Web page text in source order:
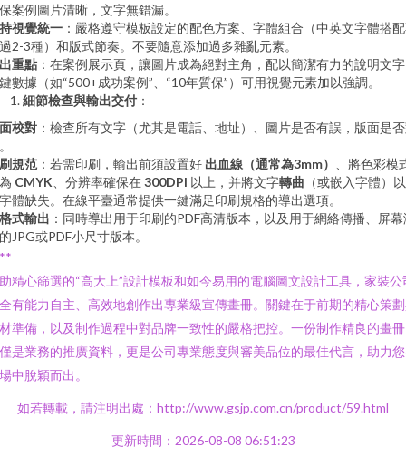
案例圖片清晰，文字無錯漏。
視覺統一 ：嚴格遵守模板設定的配色方案、字體組合（中英文字體搭
2-3種）和版式節奏。不要隨意添加過多雜亂元素。
重點 ：在案例展示頁，讓圖片成為絕對主角，配以簡潔有力的說明文
數據（如“500+成功案例”、“10年質保”）可用視覺元素加以強調。
細節檢查與輸出交付 ：
校對 ：檢查所有文字（尤其是電話、地址）、圖片是否有誤，版面是
規范 ：若需印刷，輸出前須設置好 出血線（通常為3mm）
、將色彩模
CMYK 、分辨率確保在300DPI 以上，并將文字轉曲 （或嵌入字體）
體缺失。在線平臺通常提供一鍵滿足印刷規格的導出選項。
式輸出 ：同時導出用于印刷的PDF高清版本，以及用于網絡傳播、屏
JPG或PDF小尺寸版本。
精心篩選的“高大上”設計模板和如今易用的電腦圖文設計工具，家裝公
有能力自主、高效地創作出專業級宣傳畫冊。關鍵在于前期的精心策
準備，以及制作過程中對品牌一致性的嚴格把控。一份制作精良的畫
是業務的推廣資料，更是公司專業態度與審美品位的最佳代言，助力
中脫穎而出。
如若轉載，請注明出處：http://www.gsjp.com.cn/product/59.html
更新時間：2026-08-08 06:51:23